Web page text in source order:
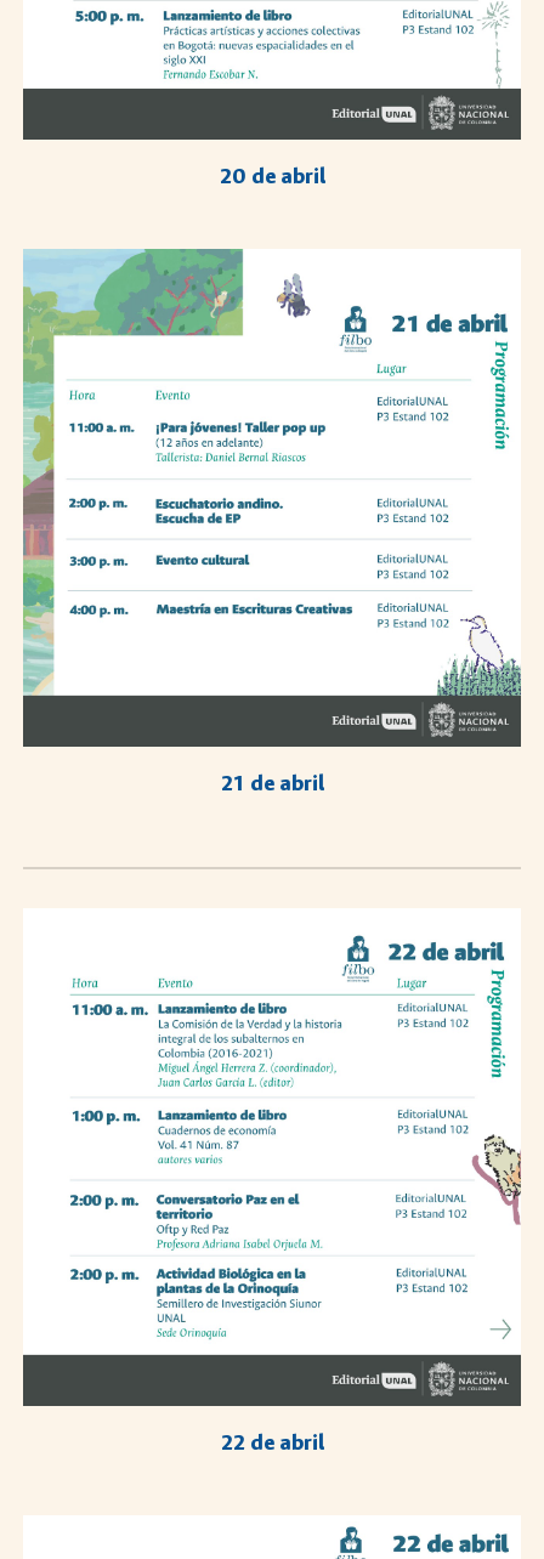
20 de abril
21 de abril
22de abril